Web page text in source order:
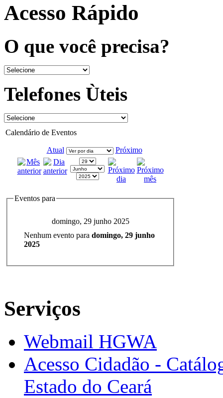
Acesso Rápido
O que você precisa?
Telefones Ùteis
Calendário de Eventos
Atual Próximo
Eventos para
domingo, 29 junho 2025
Nenhum evento para domingo, 29 junho
2025
Serviços
Webmail HGWA
Acesso Cidadão -
Estado do Ceará